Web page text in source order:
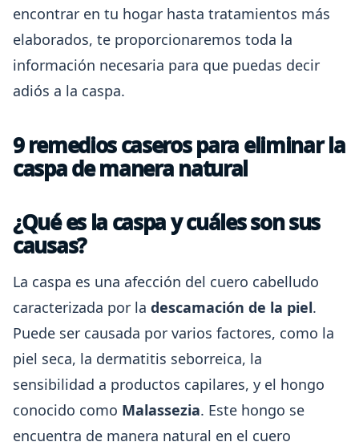
encontrar en tu hogar hasta tratamientos más
elaborados, te proporcionaremos toda la
información necesaria para que puedas decir
adiós a la caspa.
9 remedios caseros para eliminar la
caspa de manera natural
¿Qué es la caspa y cuáles son sus
causas?
La caspa es una afección del cuero cabelludo
caracterizada por la descamación de la piel.
Puede ser causada por varios factores, como la
piel seca, la dermatitis seborreica, la
sensibilidad a productos capilares, y el hongo
conocido como Malassezia. Este hongo se
encuentra de manera natural en el cuero